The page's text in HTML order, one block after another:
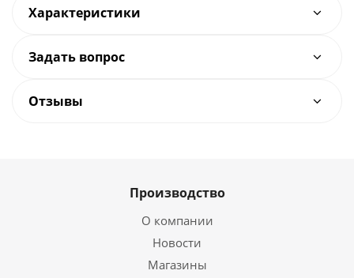
Характеристики
Задать вопрос
Отзывы
Производство
О компании
Новости
Магазины